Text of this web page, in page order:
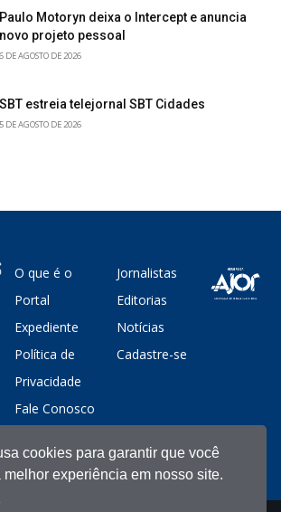
Paulo Motoryn deixa o Intercept e anuncia
novo projeto pessoal
6 DE AGOSTO DE 2026
SBT estreia telejornal SBT Cidades
5 DE AGOSTO DE 2026
O que é o
Portal
Expediente
Política de
Privacidade
Fale Conosco
Jornalistas
Editorias
Notícias
Cadastre-se
cookies para garantir que você
melhor experiência em nosso site.